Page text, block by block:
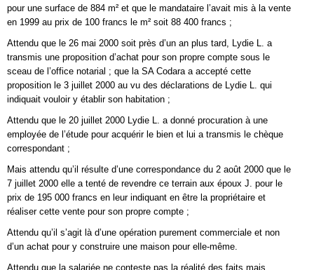
pour une surface de 884 m² et que le mandataire l’avait mis à la vente
en 1999 au prix de 100 francs le m² soit 88 400 francs ;
Attendu que le 26 mai 2000 soit près d’un an plus tard, Lydie L. a
transmis une proposition d’achat pour son propre compte sous le
sceau de l’office notarial ; que la SA Codara a accepté cette
proposition le 3 juillet 2000 au vu des déclarations de Lydie L. qui
indiquait vouloir y établir son habitation ;
Attendu que le 20 juillet 2000 Lydie L. a donné procuration à une
employée de l’étude pour acquérir le bien et lui a transmis le chèque
correspondant ;
Mais attendu qu’il résulte d’une correspondance du 2 août 2000 que le
7 juillet 2000 elle a tenté de revendre ce terrain aux époux J. pour le
prix de 195 000 francs en leur indiquant en être la propriétaire et
réaliser cette vente pour son propre compte ;
Attendu qu’il s’agit là d’une opération purement commerciale et non
d’un achat pour y construire une maison pour elle-même.
Attendu que la salariée ne conteste pas la réalité des faits mais